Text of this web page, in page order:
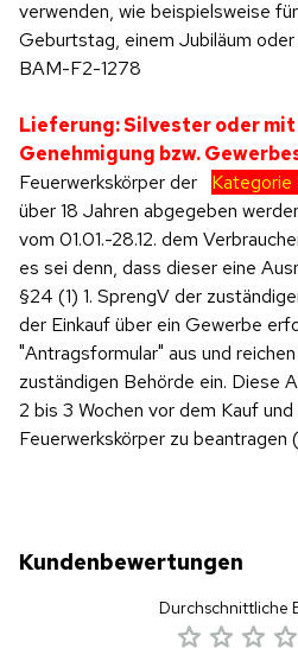
verwenden, wie beispielsweise
Geburtstag, einem Jubiläum
BAM-F2-1278
Lieferung: Silvester oder
Genehmigung bzw.
Feuerwerkskörper der
Kategorie
über 18 Jahren abgegeben
vom 01.01.-28.12. dem
es sei denn, dass dieser eine
§24 (1) 1. SprengV der
der Einkauf über ein Gewerbe
"Antragsformular" aus und
zuständigen Behörde ein. Diese
2 bis 3 Wochen vor dem Kauf
Feuerwerkskörper zu
Kundenbewertungen
Durchschnittliche